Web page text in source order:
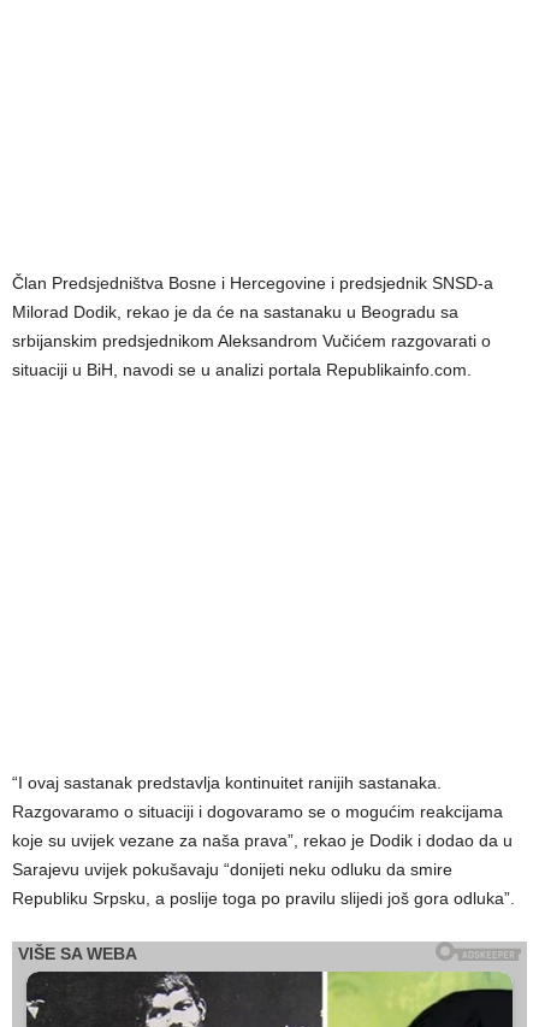
Član Predsjedništva Bosne i Hercegovine i predsjednik SNSD-a
Milorad Dodik, rekao je da će na sastanaku u Beogradu sa
srbijanskim predsjednikom Aleksandrom Vučićem razgovarati o
situaciji u BiH, navodi se u analizi portala Republikainfo.com.
“I ovaj sastanak predstavlja kontinuitet ranijih sastanaka.
Razgovaramo o situaciji i dogovaramo se o mogućim reakcijama
koje su uvijek vezane za naša prava”, rekao je Dodik i dodao da u
Sarajevu uvijek pokušavaju “donijeti neku odluku da smire
Republiku Srpsku, a poslije toga po pravilu slijedi još gora odluka”.